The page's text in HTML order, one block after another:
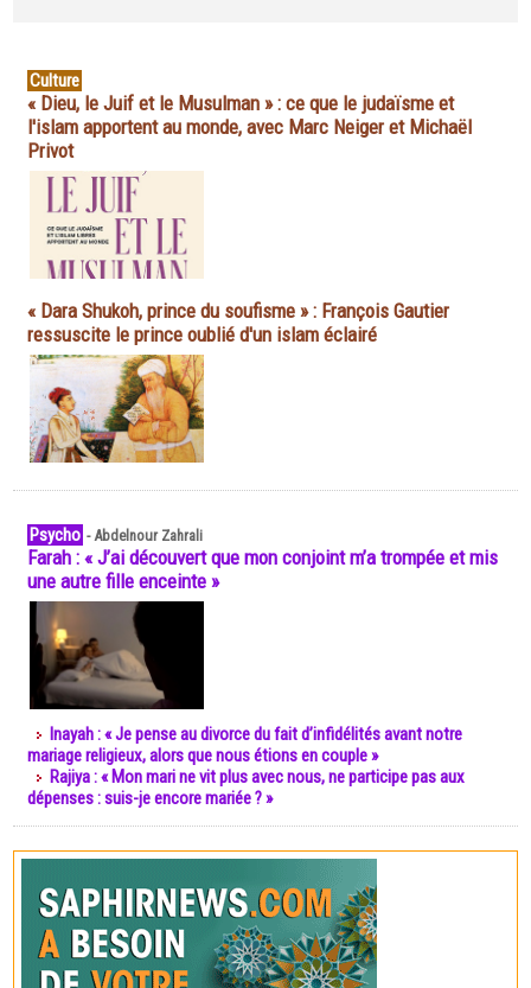
Culture
« Dieu, le Juif et le Musulman » : ce que le judaïsme et
l'islam apportent au monde, avec Marc Neiger et Michaël
Privot
« Dara Shukoh, prince du soufisme » : François Gautier
ressuscite le prince oublié d'un islam éclairé
Psycho -Abdelnour Zahrali
Farah : « J’ai découvert que mon conjoint m’a trompée et mis
une autre fille enceinte »
Inayah : « Je pense au divorce du fait d’infidélités avant notre
mariage religieux, alors que nous étions en couple »
Rajiya : « Mon mari ne vit plus avec nous, ne participe pas aux
dépenses : suis-je encore mariée ? »